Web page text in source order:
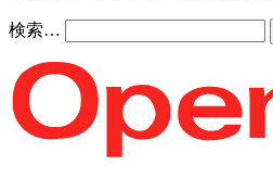
検索…